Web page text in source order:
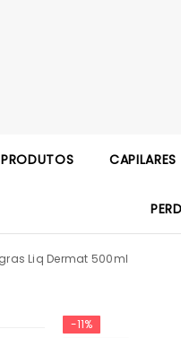
CAPILARES
Liq Dermat 500ml
-11%